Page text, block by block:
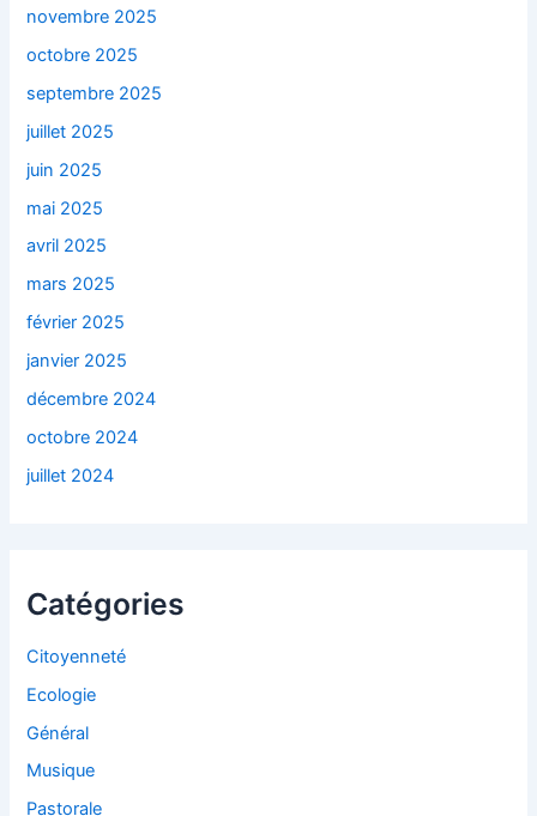
novembre 2025
octobre 2025
septembre 2025
juillet 2025
juin 2025
mai 2025
avril 2025
mars 2025
février 2025
janvier 2025
décembre 2024
octobre 2024
juillet 2024
Catégories
Citoyenneté
Ecologie
Général
Musique
Pastorale